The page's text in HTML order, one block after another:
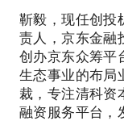
我在众筹和创投
史，经历了国
计、开发、上线
过众筹的方案
展，包括雕爷
kisslink、空气魔
你的BP商业计
能快速让投资人
企业价值(估值)
的谈估值;
靳毅，现任创投
责人，京东金融
创办京东众筹平
生态事业的布局
裁，专注清科资
融资服务平台，